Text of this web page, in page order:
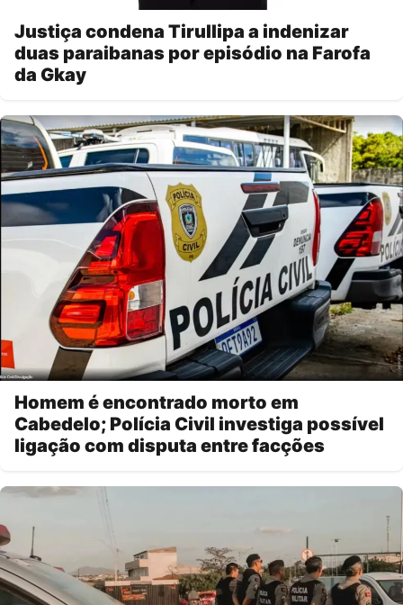
Justiça condena Tirullipa a indenizar
duas paraibanas por episódio na Farofa
da Gkay
Homem é encontrado morto em
Cabedelo; Polícia Civil investiga possível
ligação com disputa entre facções